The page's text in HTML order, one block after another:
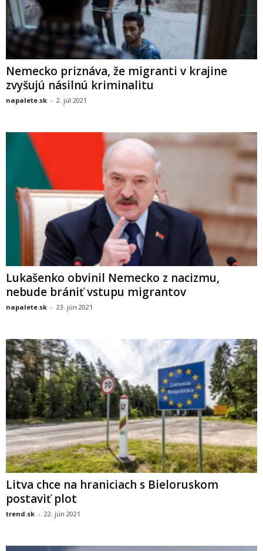
Nemecko priznáva, že migranti v krajine
zvyšujú násilnú kriminalitu
napalete.sk - 2. júl 2021
Lukašenko obvinil Nemecko z nacizmu,
nebude brániť vstupu migrantov
napalete.sk - 23. jún 2021
Litva chce na hraniciach s Bieloruskom
postaviť plot
trend.sk - 22. jún 2021